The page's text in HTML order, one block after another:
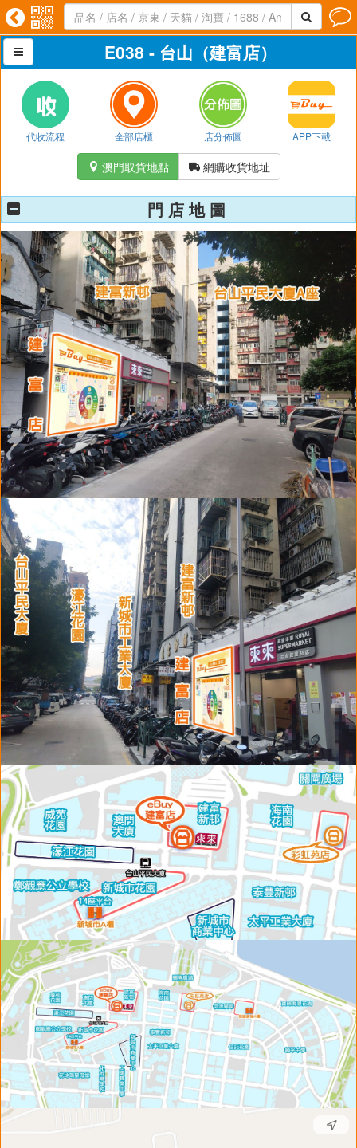
   
 E038 - 台山（建富店）
代收流程 全部店櫃 店分佈圖 APP下載
 澳門取貨地點 網購收貨地址
門 店 地 圖